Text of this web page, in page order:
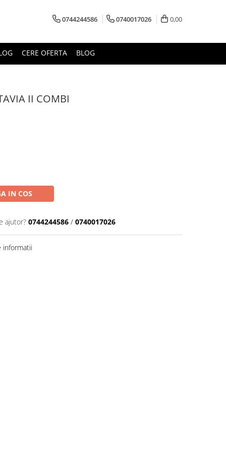
0744244586 0740017026 0,00
CERE OFERTA BLOG
II COMBI
IN COS
ajutor? 0744244586 / 0740017026
informatii